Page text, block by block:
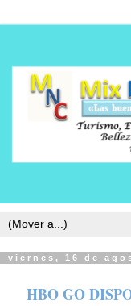
viernes, 16 de
HBO GO